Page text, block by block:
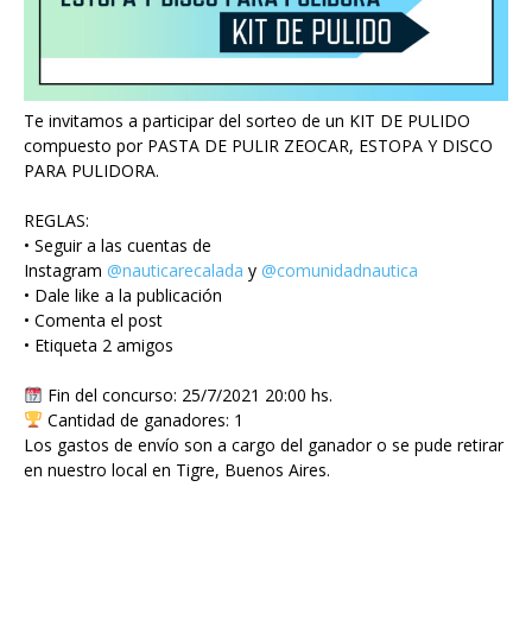
Te invitamos a participar del sorteo de un KIT DE PULIDO
compuesto por PASTA DE PULIR ZEOCAR, ESTOPA Y DISCO
PARA PULIDORA.
REGLAS:
• Seguir a las cuentas de
Instagram @nauticarecalada y @comunidadnautica
• Dale like a la publicación
• Comenta el post
• Etiqueta 2 amigos
Fin del concurso: 25/7/2021 20:00 hs.
Cantidad de ganadores: 1
Los gastos de envío son a cargo del ganador o se pude retirar
en nuestro local en Tigre, Buenos Aires.